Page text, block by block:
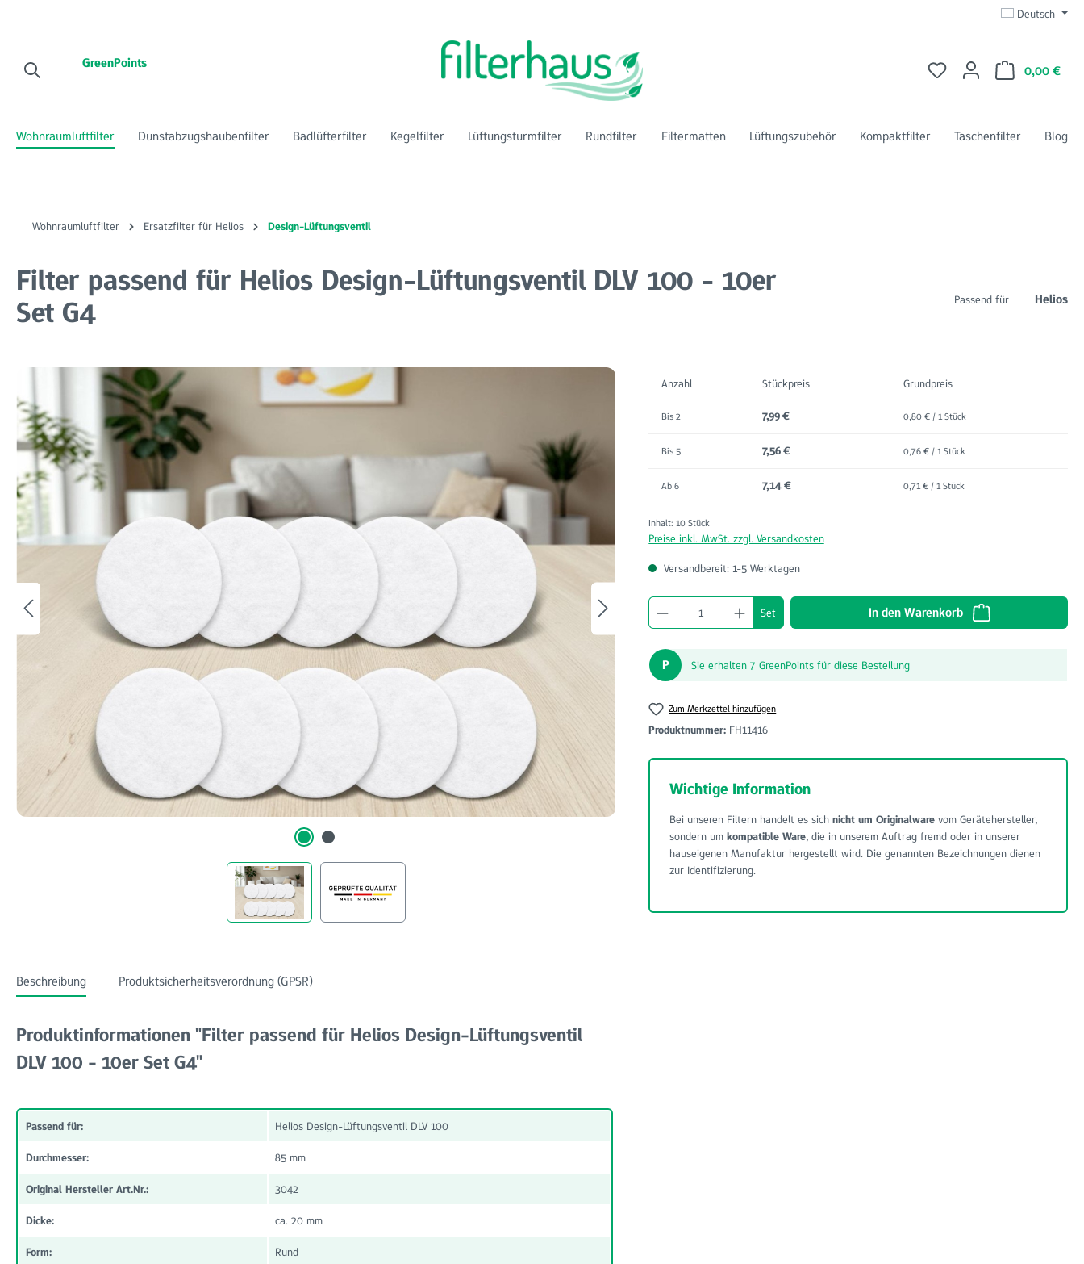
Deutsch
GreenPoints Du hast 0 Produkte auf dem
0,00 €
Wohnraumluftfilter Dunstabzugshaubenfilter Badlüfterfilter Kegelfilter Lüftungsturmfilter Rundfilter Filtermatten Lüftungszubehör Kompaktfilter Taschenfilter Blog
Wohnraumluftfilter Ersatzfilter für Helios Design-Lüftungsventil
Filter passend für Helios Design-Lüftungsventil DLV 100 - 10er
Set G4
Passend für Helios
Bildergalerie überspringen
Anzahl Stückpreis Grundpreis
Bis2 7,99 € 0,80 € / 1 Stück
Bis 5 7,56 € 0,76 € / 1 Stück
Ab6 7,14 € 0,71 € / 1 Stück
Inhalt: 10 Stück
Preise inkl. MwSt. zzgl. Versandkosten
Versandbereit: 1-5 Werktagen
Produkt Anzahl: Gib den gewünschten Wert ein oder
Set In den Warenkorb
P Sie erhalten 7 GreenPoints für diese Bestellung
Zum Merkzettel hinzufügen
Produktnummer: FH11416
Wichtige Information
Bei unseren Filtern handelt es sich nicht um Originalware vom Gerätehersteller,
sondern um kompatible Ware, die in unserem Auftrag fremd oder in unserer
hauseigenen Manufaktur hergestellt wird. Die genannten Bezeichnungen dienen
zur Identifizierung.
Beschreibung Produktsicherheitsverordnung (GPSR)
Produktinformationen "Filter passend für Helios Design-Lüftungsventil
DLV 100 - 10er Set G4"
Passend für: Helios Design-Lüftungsventil DLV 100
Durchmesser: 85 mm
Original Hersteller Art.Nr.: 3042
Dicke: ca. 20 mm
Form: Rund